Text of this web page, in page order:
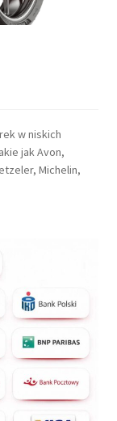
w niskich
jak Avon,
Michelin,